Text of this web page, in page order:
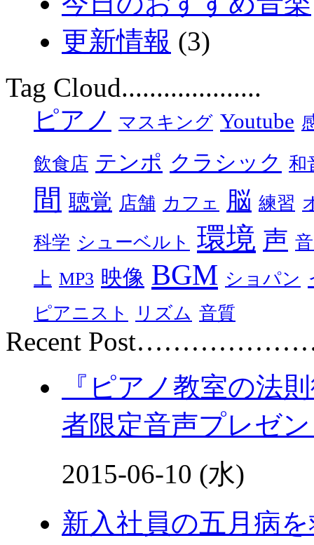
更新情報 (3)
Tag Cloud....................
ピアノ マスキング Youtube
飲食店 テンポ クラシック 和
間 聴覚 店舗 カフェ 脳 練習
科学 シューベルト 環境 声
上 MP3 映像 BGM ショパン
ピアニスト リズム 音質
Recent
『ピアノ教室の法
者限定音声プレゼ
2015-06-10 (水)
新入社員の五月病